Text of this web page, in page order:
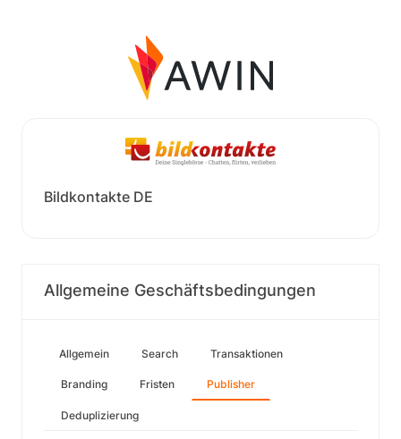
Bildkontakte DE
Allgemeine Geschäftsbedingungen
Allgemein Search Transaktionen
Branding Fristen Publisher
Deduplizierung